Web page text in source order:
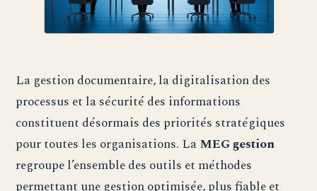
La gestion documentaire, la digitalisation des
processus et la sécurité des informations
constituent désormais des priorités stratégiques
pour toutes les organisations. LaMEG gestion
regroupe l’ensemble des outils et méthodes
permettant une gestion optimisée, plus fiable et